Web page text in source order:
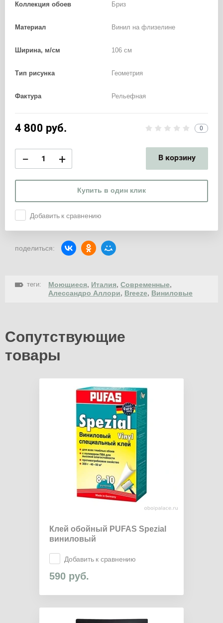
Коллекция обоев Бриз
Материал Винил на флизелине
Ширина, м/см 106 см
Тип рисунка Геометрия
Фактура Рельефная
4 800 руб. 0
− + В корзину
Купить в один клик
Добавить к сравнению
поделиться:
теги: Моющиеся, Италия, Современные,
Алессандро Аллори, Breeze, Виниловые
Сопутствующие
товары
Клей обойный PUFAS Spezial
виниловый
Добавить к сравнению
590 руб.